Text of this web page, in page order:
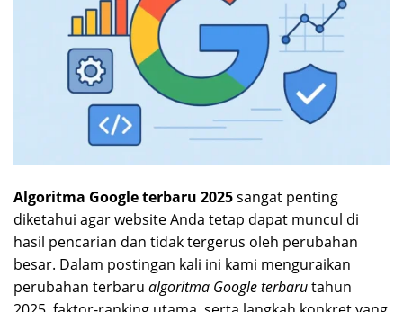
Algoritma Google terbaru 2025sangat penting
diketahui agar website Anda tetap dapat muncul di
hasil pencarian dan tidak tergerus oleh perubahan
besar. Dalam postingan kali ini kami menguraikan
perubahan terbaru algoritma Google terbarutahun